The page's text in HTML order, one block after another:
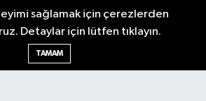
Başkentin güvendiği haber kaynağı.
sağlamak için çerezlerden
Detaylar için lütfen tıklayın.
TAMAM